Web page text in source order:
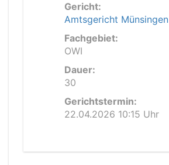
Gericht:
Amtsgericht Münsingen
Fachgebiet:
OWI
Dauer:
30
Gerichtstermin:
22.04.2026 10:15 Uhr